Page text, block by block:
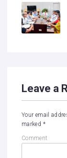
Leave a
Your email
marked *
Comment